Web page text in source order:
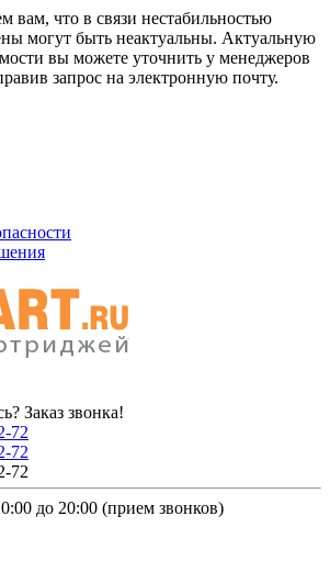
что в связи нестабильностью
могут быть неактуальны. Актуальную
вы можете уточнить у менеджеров
запрос на электронную почту.
Заказ звонка!
72
72
72
до 20:00 (прием звонков)